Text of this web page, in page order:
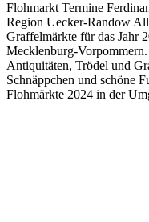
Flohmarkt Termine
Region Uecker-Randow
Graffelmärkte für das Jahr
Mecklenburg-
Antiquitäten, Trödel und
Schnäppchen und schöne
Flohmärkte 2024 in der